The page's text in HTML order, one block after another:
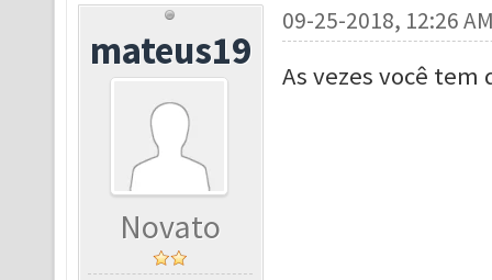
mateus19
Novato
09-25-2018, 12:26
As vezes você